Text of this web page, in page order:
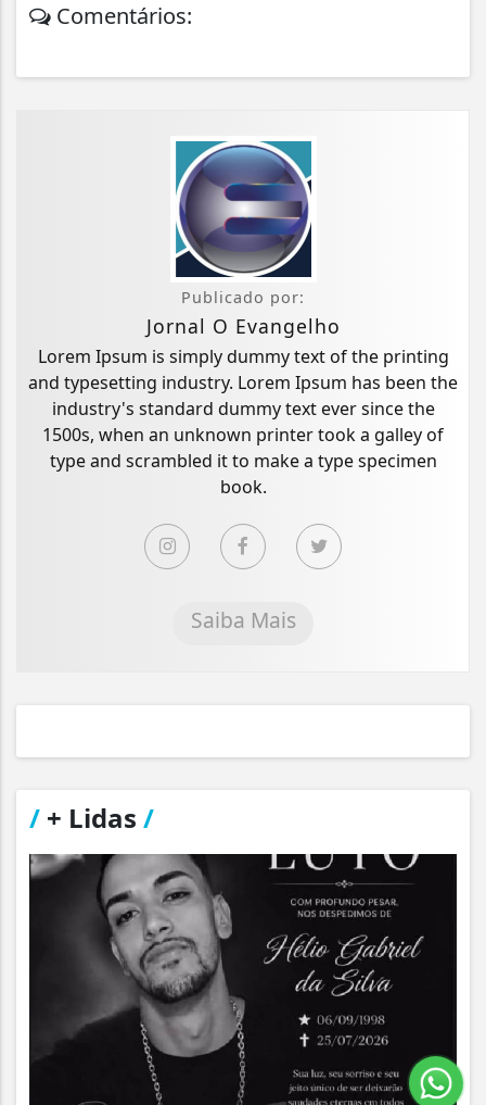
Comentários:
Publicado por:
Jornal O Evangelho
Lorem Ipsum is simply dummy text of the printing
and typesetting industry. Lorem Ipsum has been the
industry's standard dummy text ever since the
1500s, when an unknown printer took a galley of
type and scrambled it to make a type specimen
book.
Saiba Mais
/ + Lidas /